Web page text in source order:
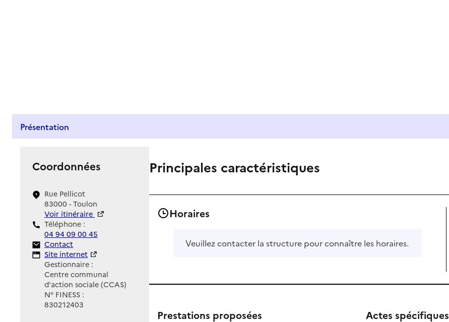
Présentation
Coordonnées
Rue Pellicot
83000 - Toulon
Voir itinéraire
Téléphone :
04 94 09 00 45
Contact
Contact
Site Internet
Site internet
Gestionnaire :
Centre communal
d'action sociale (CCAS)
N° FINESS :
830212403
Principales caractéristiques
Horaires
Veuillez contacter la structure pour connaître les horaires.
Prestations proposées Actes spécifiques